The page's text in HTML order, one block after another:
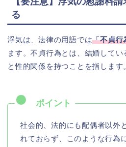
る
浮気は、法律の用語では「不貞行
ます。不貞行為とは、結婚して
と性的関係を持つことを指します
社会的、法的にも配偶者以外
れておらず、このような行為